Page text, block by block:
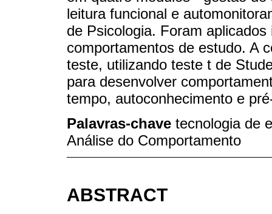
leitura funcional e
de Psicologia. Foram
comportamentos de estudo. A
teste, utilizando teste t de
para desenvolver
tempo, autoconhecimento e
Palavras-chave tecnologia de
Análise do Comportamento
ABSTRACT